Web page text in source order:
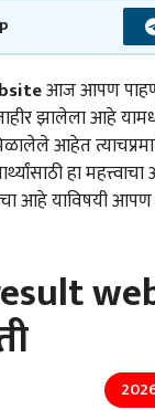
आज आपण
जाहीर झालेला आहे
मिळालेले आहेत
हा
आहे याविषयी आपण